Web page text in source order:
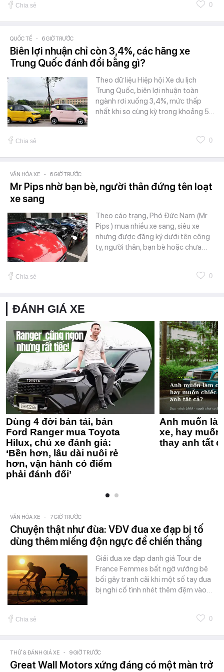
Chia sẻ 0
QUỐC TẾ - 6 GIỜ TRƯỚC
Biên lợi nhuận chỉ còn 3,4%, các hãng xe
Trung Quốc đánh đổi bằng gì?
Theo dữ liệu Hiệp hội Xe du lịch
Trung Quốc, biên lợi nhuận toàn
ngành rơi xuống 3,4%, mức thấp
nhất khi so cùng kỳ trong khoảng 5…
Chia sẻ 0
VĂN HÓA XE - 6 GIỜ TRƯỚC
Mr Pips nhờ bạn bè, người thân đứng tên loạt
xe sang
Theo cáo trạng, Phó Đức Nam (Mr
Pips ) mua nhiều xe sang, siêu xe
nhưng được đăng ký dưới tên công
ty, người thân, bạn bè hoặc chưa…
Chia sẻ 0
ĐÁNH GIÁ XE
Dùng 4 đời bán tải, bán
Ford Ranger mua Toyota
Hilux, chủ xe đánh giá:
‘Bền hơn, lâu dài nuôi rẻ
hơn, vận hành có điểm
phải đánh đổi’
Anh muốn
xe, hay
thay anh tất
VĂN HÓA XE - 7 GIỜ TRƯỚC
Chuyện thật như đùa: VĐV đua xe đạp bị tố
dùng thêm miếng độn ngực để chiến thắng
Giải đua xe đạp danh giá Tour de
France Femmes bất ngờ vướng bê
bối gây tranh cãi khi một số tay đua
bị nghi cố tình nhét thêm đệm vào…
Chia sẻ 0
THỬ & ĐÁNH GIÁ XE - 9 GIỜ TRƯỚC
Great Wall Motors xứng đáng có một màn trở